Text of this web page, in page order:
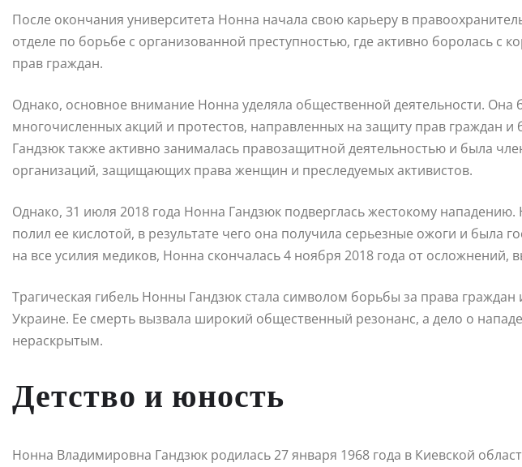
После окончания университета Нонна начала свою карьеру в
отделе по борьбе с организованной преступностью, где активно боролась с
прав граждан.
Однако, основное внимание Нонна уделяла общественной деятельности. Она
многочисленных акций и протестов, направленных на защиту прав граждан и
Гандзюк также активно занималась правозащитной деятельностью и была
организаций, защищающих права женщин и преследуемых активистов.
Однако, 31 июля 2018 года Нонна Гандзюк подверглась жестокому
полил ее кислотой, в результате чего она получила серьезные ожоги и была
на все усилия медиков, Нонна скончалась 4 ноября 2018 года от осложнений,
Трагическая гибель Нонны Гандзюк стала символом борьбы за права
Украине. Ее смерть вызвала широкий общественный резонанс, а дело о
нераскрытым.
Детство и юность
Нонна Владимировна Гандзюк родилась 27 января 1968 года в Киевской